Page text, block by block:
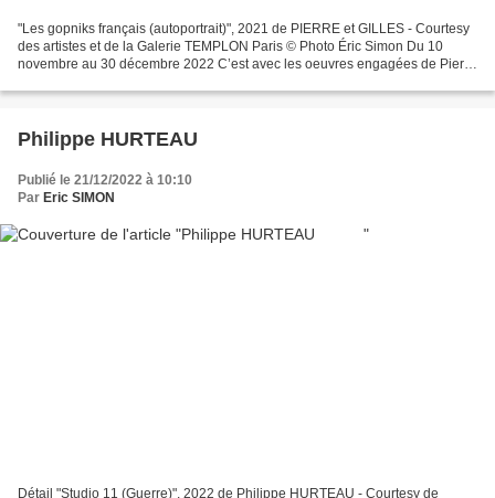
"Les gopniks français (autoportrait)", 2021 de PIERRE et GILLES - Courtesy
des artistes et de la Galerie TEMPLON Paris © Photo Éric Simon Du 10
novembre au 30 décembre 2022 C’est avec les oeuvres engagées de Pierre
Philippe HURTEAU
Publié le 21/12/2022 à 10:10
Par Eric SIMON
Détail "Studio 11 (Guerre)", 2022 de Philippe HURTEAU - Courtesy de